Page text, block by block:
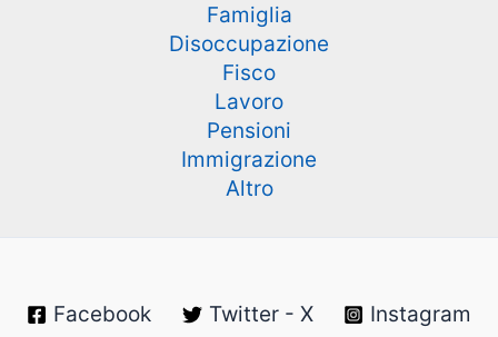
Famiglia
Disoccupazione
Fisco
Lavoro
Pensioni
Immigrazione
Altro
Facebook Twitter - X Instagram